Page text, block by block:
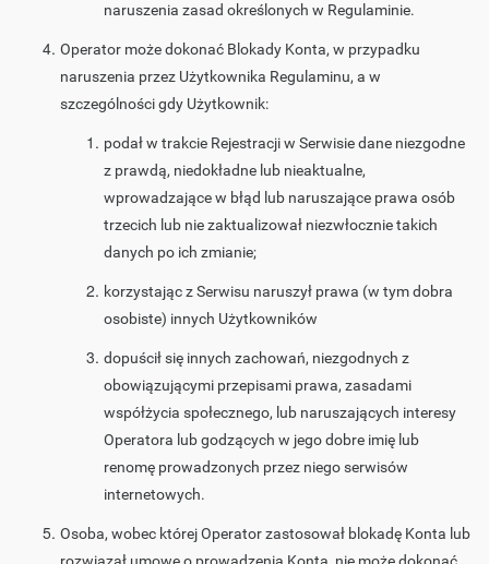
naruszenia zasad określonych w Regulaminie.
Operator może dokonać Blokady Konta, w przypadku
naruszenia przez Użytkownika Regulaminu, a w
szczególności gdy Użytkownik:
podał w trakcie Rejestracji w Serwisie dane niezgodne
z prawdą, niedokładne lub nieaktualne,
wprowadzające w błąd lub naruszające prawa osób
trzecich lub nie zaktualizował niezwłocznie takich
danych po ich zmianie;
korzystając z Serwisu naruszył prawa (w tym dobra
osobiste) innych Użytkowników
dopuścił się innych zachowań, niezgodnych z
obowiązującymi przepisami prawa, zasadami
współżycia społecznego, lub naruszających interesy
Operatora lub godzących w jego dobre imię lub
renomę prowadzonych przez niego serwisów
internetowych.
Osoba, wobec której Operator zastosował blokadę Konta lub